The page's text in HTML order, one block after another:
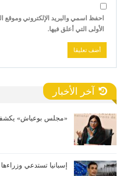
احفظ اسمي والبريد الإلكتروني وموقع
الأولى التي أعلق فيها.
آخر الأخبار
«مجلس بوعياش» يكشف
إسبانيا تستدعي